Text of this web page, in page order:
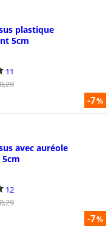
-7%
plastique
5cm
11
-7%
avec auréole
12